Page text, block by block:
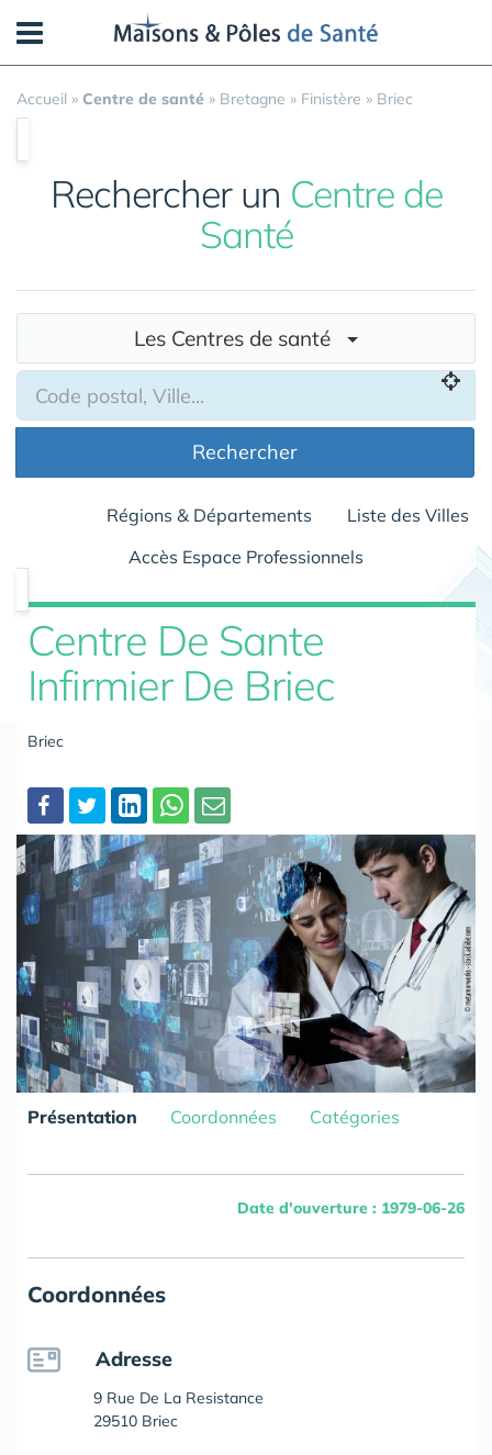
Accueil » Centre de santé » Bretagne » Finistère » Briec
Rechercher un Centre de
Santé
Les Centres de santé
Rechercher
Régions & Départements
Liste des Villes
Accès Espace Professionnels
Centre De Sante
Infirmier De Briec
Briec
Partager
Présentation Coordonnées Catégories
Date d'ouverture : 1979-06-26
Coordonnées
Adresse
9 Rue De La Resistance
29510 Briec
Panneau de gestion des cookies